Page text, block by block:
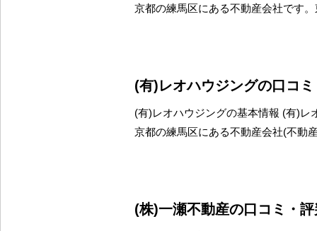
京都の練馬区にある不動産会社です
(有)レオハウジングの口コ
(有)レオハウジングの基本情報 (有)レ
京都の練馬区にある不動産会社(不動
(株)一瀬不動産の口コミ・